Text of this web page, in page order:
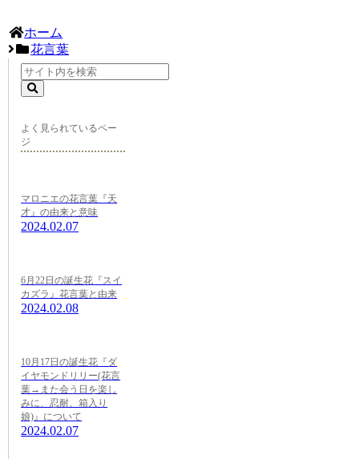
ホーム
花言葉
よく見られているペー
ジ
マロニエの花言葉『天
才』の由来と意味
2024.02.07
6月22日の誕生花『スイ
カズラ』花言葉と由来
2024.02.08
10月17日の誕生花『ダ
イヤモンドリリー(花言
葉→また会う日を楽し
みに、忍耐、箱入り
娘)』について
2024.02.07